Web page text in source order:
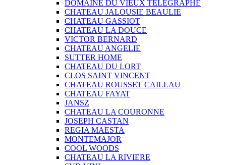
DOMAINE DU VIEUX TELEGRAPHE
CHATEAU JALOUSIE BEAULIE
CHATEAU GASSIOT
CHATEAU LA DOUCE
VICTOR BERNARD
CHATEAU ANGELIE
SUTTER HOME
CHATEAU DU LORT
CLOS SAINT VINCENT
CHATEAU ROUSSET CAILLAU
CHATEAU FAYAT
JANSZ
CHATEAU LA COURONNE
JOSEPH CASTAN
REGIA MAESTA
MONTEMAJOR
COOL WOODS
CHATEAU LA RIVIERE